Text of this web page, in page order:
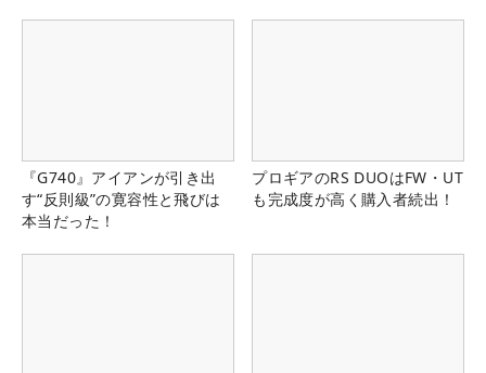
『G740』アイアンが引き出
す“反則級”の寛容性と飛びは
本当だった！
プロギアのRS DUOはFW・UT
も完成度が高く購入者続出！